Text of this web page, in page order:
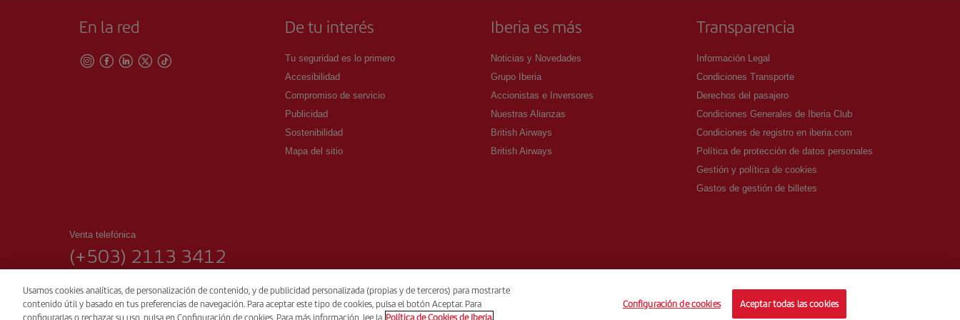
En la red De tu interés
Tu seguridad es lo primero
Accesibilidad
Compromiso de servicio
Publicidad
Sostenibilidad
Mapa del sitio
Iberia es más
Noticias y Novedades
Grupo Iberia
Accionistas e Inversores
Nuestras Alianzas
British Airways
British Airways
Transparencia
Información Legal
Condiciones Transporte
Derechos del pasajero
Condiciones Generales de Iberia Club
Condiciones de registro en iberia.com
Política de protección de datos personales
Gestión y política de cookies
Gastos de gestión de billetes
Venta telefónica
(+503) 2113 3412
© Iberia 2026
Usamos cookies analíticas, de personalización de contenido, y de publicidad personalizada (propias y de terceros) para mostrarte
contenido útil y basado en tus preferencias de navegación. Para aceptar este tipo de cookies, pulsa el botón Aceptar. Para
configurarlas o rechazar su uso, pulsa en Configuración de cookies. Para más información, lee la Política de Cookies de Iberia.
Configuración de cookies Aceptar todas las cookies